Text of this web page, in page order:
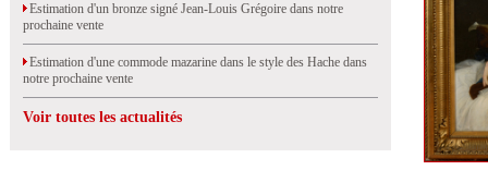
Estimation d'un bronze signé Jean-Louis Grégoire dans notre
prochaine vente
Estimation d'une commode mazarine dans le style des Hache dans
notre prochaine vente
Voir toutes les actualités